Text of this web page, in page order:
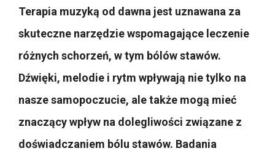
Terapia muzyką od dawna jest uznawana za
skuteczne narzędzie wspomagające leczenie
różnych schorzeń, w tym bólów stawów.
Dźwięki, melodie i rytm wpływają nie tylko na
nasze samopoczucie, ale także mogą mieć
znaczący wpływ na dolegliwości związane z
doświadczaniem bólu stawów. Badania